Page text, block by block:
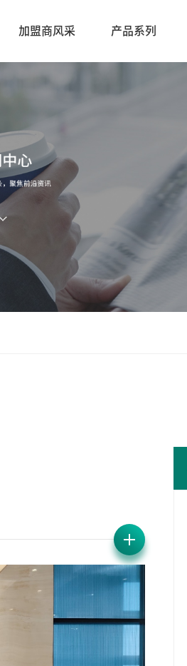
加盟商风采 产品系列